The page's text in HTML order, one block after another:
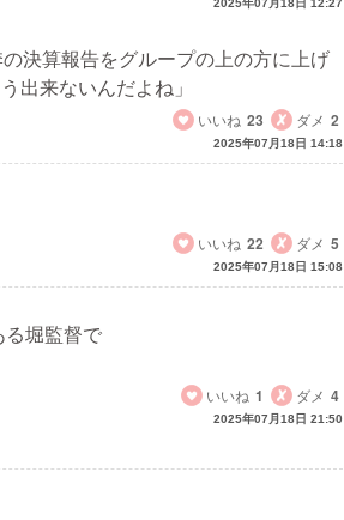
2025年07月18日 12:27
決算報告をグループの上の方に上げ
出来ないんだよね」
いいね 23 ダメ 2
2025年07月18日 14:18
いいね 22 ダメ 5
2025年07月18日 15:08
る堀監督で
いいね 1 ダメ 4
2025年07月18日 21:50